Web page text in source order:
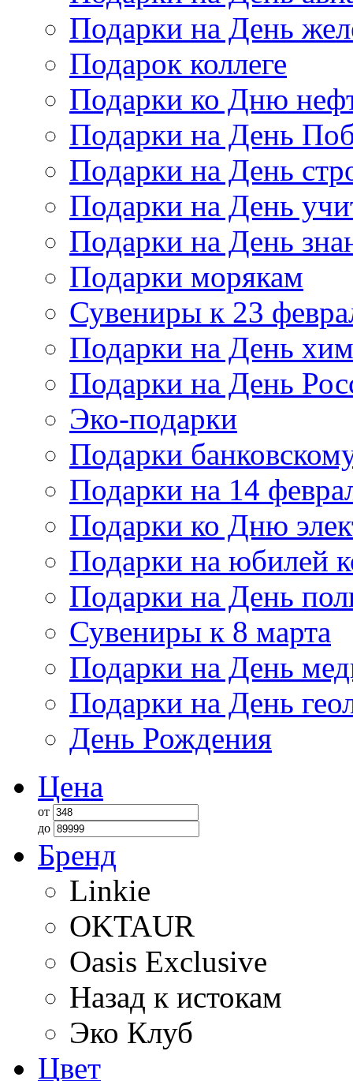
Подарки на День
Подарок коллеге
Подарки ко Дню
Подарки на День
Подарки на День
Подарки на День
Подарки на День
Подарки морякам
Сувениры к 23
Подарки на День
Подарки на День
Эко-подарки
Подарки
Подарки на 14
Подарки ко Дню
Подарки на юбилей
Подарки на День
Сувениры к 8 марта
Подарки на День
Подарки на День
День Рождения
Цена
от
до
Бренд
Linkie
OKTAUR
Oasis Exclusive
Назад к истокам
Эко Клуб
Цвет